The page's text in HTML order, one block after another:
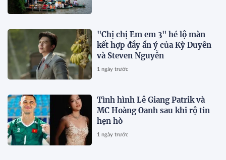
"Chị chị Em em 3" hé lộ màn
kết hợp đầy ẩn ý của Kỳ Duyên
và Steven Nguyễn
1 ngày trước
Tình hình Lê Giang Patrik và
MC Hoàng Oanh sau khi rộ tin
hẹn hò
1 ngày trước